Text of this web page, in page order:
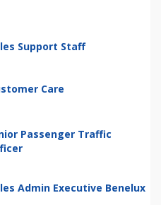
Support Staff
Care
Passenger Traffic
Admin Executive Benelux